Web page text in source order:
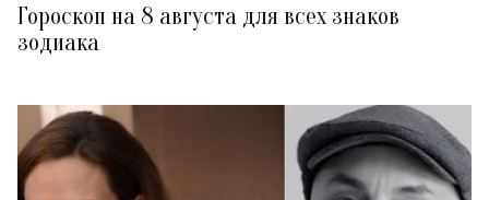
Гороскоп на 8 августа для всех знаков
зодиака